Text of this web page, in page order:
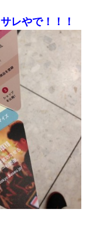
レやで！！！